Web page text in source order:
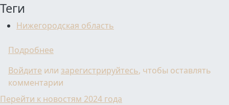
Теги
Нижегородская область
Подробнее
Войдите или зарегистрируйтесь, чтобы оставлять
комментарии
Перейти к новостям 2024 года